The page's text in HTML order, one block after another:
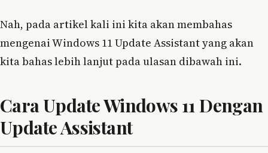
Nah, pada artikel kali ini kita akan membahas
mengenai Windows 11 Update Assistant yang akan
kita bahas lebih lanjut pada ulasan dibawah ini.
Cara Update Windows 11 Dengan
Update Assistant